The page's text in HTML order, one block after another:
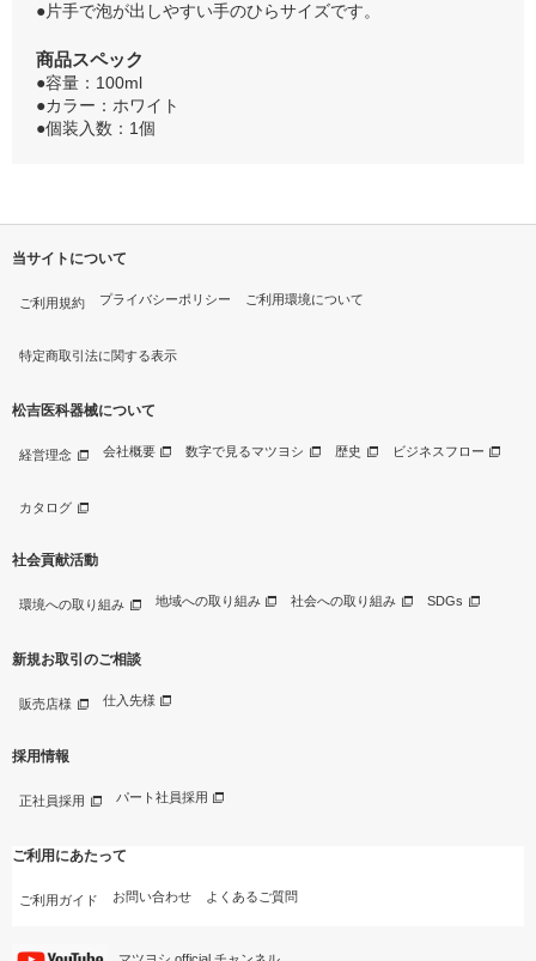
●片手で泡が出しやすい手のひらサイズです。
商品スペック
●容量：100ml
●カラー：ホワイト
●個装入数：1個
当サイトについて
ご利用規約 プライバシーポリシー ご利用環境について
特定商取引法に関する表示
松吉医科器械について
経営理念 会社概要 数字で見るマツヨシ 歴史 ビジネスフロー
カタログ
社会貢献活動
環境への取り組み 地域への取り組み 社会への取り組み SDGs
新規お取引のご相談
販売店様 仕入先様
採用情報
正社員採用 パート社員採用
ご利用にあたって
ご利用ガイド お問い合わせ よくあるご質問